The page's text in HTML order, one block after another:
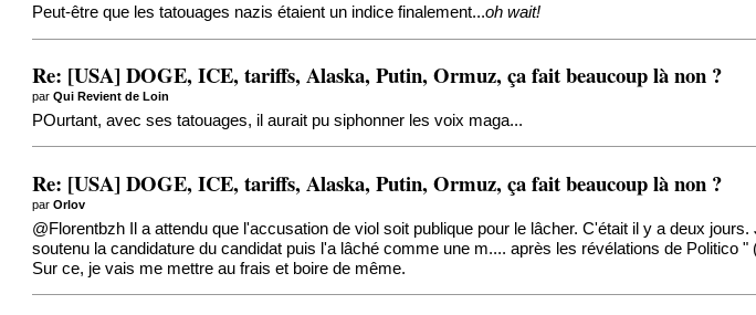
Peut-être que les tatouages nazis étaient un indice finalement...oh wait!
Re: [USA] DOGE, ICE, tariffs, Alaska, Putin, Ormuz, ça fait beaucoup là non ?
parQui Revient de Loin
POurtant, avec ses tatouages, il aurait pu siphonner les voix maga...
Re: [USA] DOGE, ICE, tariffs, Alaska, Putin, Ormuz, ça fait beaucoup là non ?
parOrlov
@Florentbzh Il a attendu que l'accusation de viol soit publique pour le lâcher. C'était il y a deux
soutenu la candidature du candidat puis l'a lâché comme une m.... après les révélations de
Sur ce, je vais me mettre au frais et boire de même.